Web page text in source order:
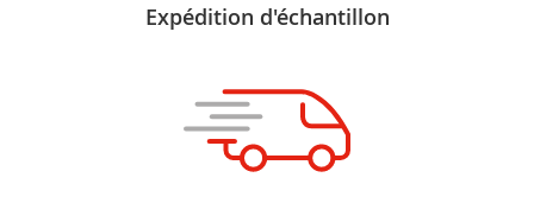
Expédition d'échantillon